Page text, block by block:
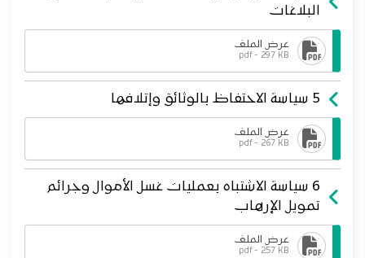
البلاغات
عرض الملف
pdf - 297 KB
5 سياسة الاحتفاظ بالوثائق وإتلافها
عرض الملف
pdf - 267 KB
6 سياسة الاشتباه بعمليات غسل الأموال وجرائم
تمويل الإرهاب
عرض الملف
pdf - 257 KB